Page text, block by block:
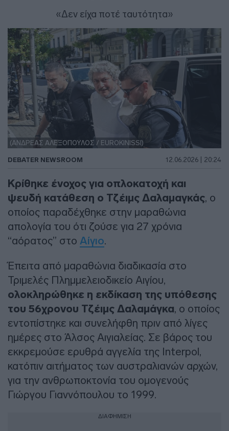
«Δεν είχα ποτέ ταυτότητα»
(ΑΝΔΡΕΑΣ ΑΛΕΞΟΠΟΥΛΟΣ / EUROKINISSI)
DEBATER NEWSROOM 12.06.2026 | 20:24
Κρίθηκε ένοχος για οπλοκατοχή και
ψευδή κατάθεση ο Τζέιμς Δαλαμαγκάς, ο
οποίος παραδέχθηκε στην μαραθώνια
απολογία του ότι ζούσε για 27 χρόνια
“αόρατος” στο Αίγιο.
Έπειτα από μαραθώνια διαδικασία στο
Τριμελές Πλημμελειοδικείο Αιγίου,
ολοκληρώθηκε η εκδίκαση της υπόθεσης
του 56χρονου Τζέιμς Δαλαμάγκα, ο οποίος
εντοπίστηκε και συνελήφθη πριν από λίγες
ημέρες στο Άλσος Αιγιαλείας. Σε βάρος του
εκκρεμούσε ερυθρά αγγελία της Interpol,
κατόπιν αιτήματος των αυστραλιανών αρχών,
για την ανθρωποκτονία του ομογενούς
Γιώργου Γιαννόπουλου το 1999.
ΔΙΑΦΗΜΙΣΗ